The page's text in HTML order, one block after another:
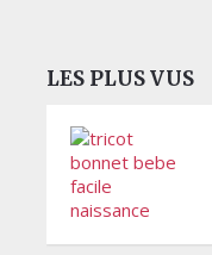
LES PLUS VUS